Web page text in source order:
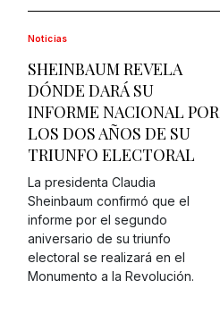
Noticias
SHEINBAUM REVELA
DÓNDE DARÁ SU
INFORME NACIONAL POR
LOS DOS AÑOS DE SU
TRIUNFO ELECTORAL
La presidenta Claudia
Sheinbaum confirmó que el
informe por el segundo
aniversario de su triunfo
electoral se realizará en el
Monumento a la Revolución.